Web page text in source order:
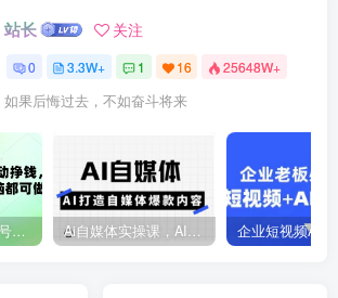
站长 关注
0 3.3W+ 1 16 25648W+
如果后悔过去，不如奋斗将来
deepseek+AI公众号自动挣钱，轻松月入过W，手机电脑都可做